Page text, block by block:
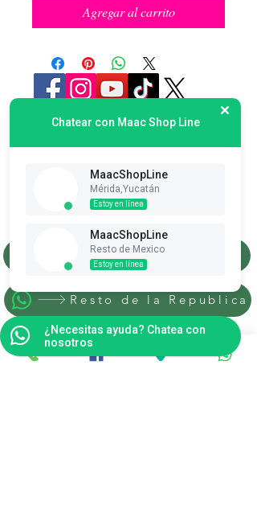
Agregar al carrito
Suscribete es Gratis
Ver puntos
Merida, Yucatan
Resto de la Republica
Chatear con Maac Shop Line
MaacShopLine
Mérida,Yucatán
Estoy en línea
MaacShopLine
Resto de Mexico
Estoy en línea
¿Necesitas ayuda? Chatea con
nosotros